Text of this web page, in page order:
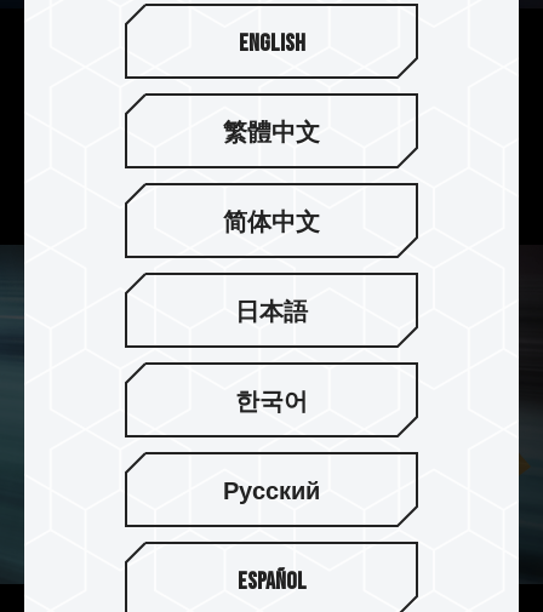
4TB 소비자급 2.5인치 SATA SSD
TEAMGROUP QX SSD는 최대 4TB의 여유로운 저
장 용량으로 대용량 수요를 충족시키는 소비자급
2.5" SATA SSD입니다.
English
繁體中文
简体中文
日本語
한국어
Русский
Español